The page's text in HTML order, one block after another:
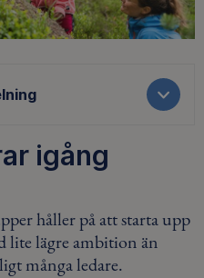
igång
håller på att starta upp
lite lägre ambition än
många ledare.